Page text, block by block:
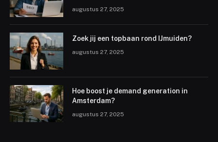
augustus 27, 2025
Zoek jij een topbaan rond IJmuiden?
augustus 27, 2025
Hoe boost je demand generation in
Amsterdam?
augustus 27, 2025